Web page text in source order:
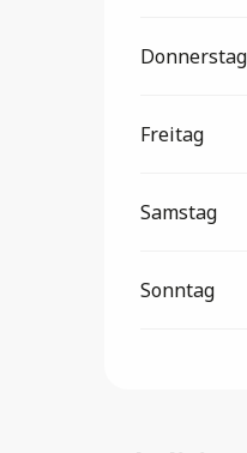
Donnerstag
Freitag
Samstag
Sonntag